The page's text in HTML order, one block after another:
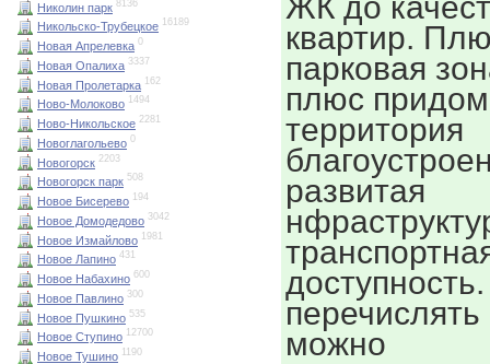
Николин парк 8136
Никольско-Трубецкое 16189
Новая Апрелевка 0
Новая Опалиха 3337
Новая Пролетарка 162
Ново-Молоково 1494
Ново-Никольское 2281
Новоглагольево 0
Новогорск 2203
Новогорск парк 508
Новое Бисерево 194
Новое Домодедово 3042
Новое Измайлово 1981
Новое Лапино 431
Новое Набахино 600
Новое Павлино 300
Новое Пушкино 535
Новое Ступино 12700
Новое Тушино 1190
квартир.
парковая
плюс
территория
развитая
доступность.
перечислять
можно